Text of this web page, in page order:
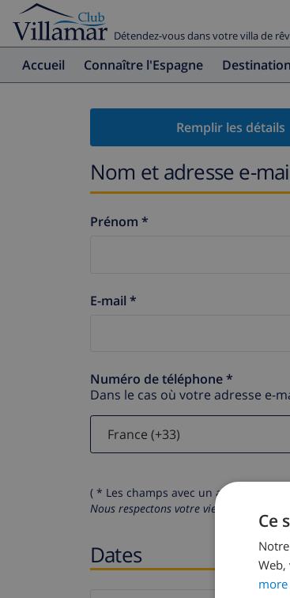
Détendez-vous dans votre villa de
Accueil Connaître l'Espagne
Remplir les détails
Nom et adresse e-
Prénom *
E-mail *
Numéro de téléphone *
Dans le cas où votre adresse e-
( * Les champs avec un astérisque
Nous respectons votre vie privée.
Dates
Ce
Web,
more